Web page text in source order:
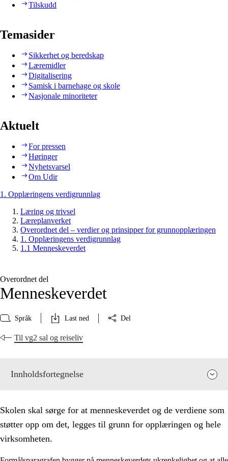
Tilskudd
Temasider
Sikkerhet og beredskap
Læremidler
Digitalisering
Samisk i barnehage og skole
Nasjonale minoriteter
Aktuelt
For pressen
Høringer
Nyhetsvarsel
Om Udir
1. Opplæringens verdigrunnlag
Læring og trivsel
Læreplanverket
Overordnet del – verdier og prinsipper for grunnopplæringen
1. Opplæringens verdigrunnlag
1.1 Menneskeverdet
Overordnet del
Menneskeverdet
Språk Last ned Del
Til vg2 sal og reiseliv
Innholdsfortegnelse
Skolen skal sørge for at menneskeverdet og de verdiene som
støtter opp om det, legges til grunn for opplæringen og hele
virksomheten.